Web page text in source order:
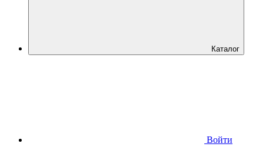
Каталог
Войти